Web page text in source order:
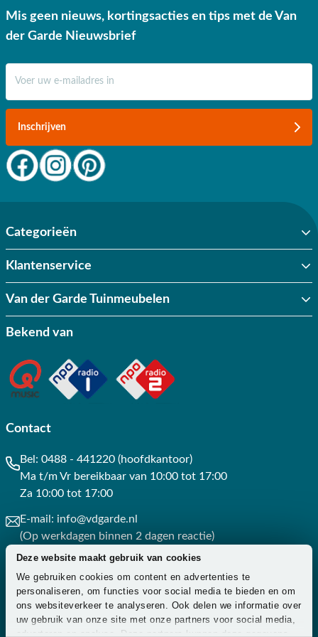
Deze website maakt gebruik van cookies
We gebruiken cookies om content en advertenties te
personaliseren, om functies voor social media te bieden en om
ons websiteverkeer te analyseren. Ook delen we informatie over
uw gebruik van onze site met onze partners voor social media,
adverteren en analyse. Deze partners kunnen deze gegevens
besteding vanaf €50,- binnen Nederland. Daar ben je écht blij mee.
Mis geen nieuws, kortingsacties en tips met de Van
der Garde Nieuwsbrief
Inschrijven
Categorieën
Klantenservice
Van der Garde Tuinmeubelen
Bekend van
Contact
Bel: 0488 - 441220 (hoofdkantoor)
Ma t/m Vr bereikbaar van 10:00 tot 17:00
Za 10:00 tot 17:00
E-mail: info@vdgarde.nl
(Op werkdagen binnen 2 dagen reactie)
Whatsapp: 0488441220
(Op werkdagen binnen 3 uur reactie)
Contact